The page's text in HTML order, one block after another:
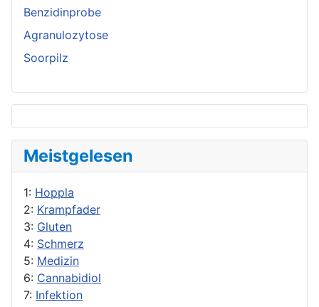
Benzidinprobe
Agranulozytose
Soorpilz
Meistgelesen
1: Hoppla
2: Krampfader
3: Gluten
4: Schmerz
5: Medizin
6: Cannabidiol
7: Infektion